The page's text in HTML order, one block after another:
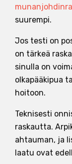
suurempi.
Jos testi on
on tärkeä
sinulla on
olkapääkipua
hoitoon.
Teknisesti
raskautta.
ahtauman, ja
laatu ovat